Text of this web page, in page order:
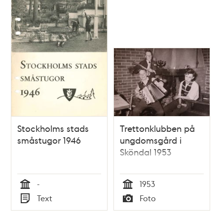
Stockholms stads
småstugor 1946
Tid
-
Typ
Text
Trettonklubben på
ungdomsgård i
Sköndal 1953
Tid
1953
Typ
Foto